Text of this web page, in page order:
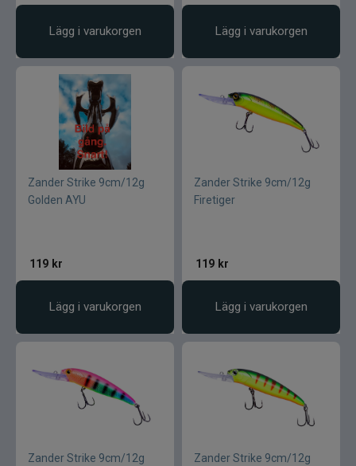
Lägg i varukorgen Lägg i varukorgen
Zander Strike 9cm/12g
Golden AYU
119 kr
Lägg i varukorgen
Zander Strike 9cm/12g
Firetiger
119 kr
Lägg i varukorgen
Zander Strike 9cm/12g
Zander Strike 9cm/12g